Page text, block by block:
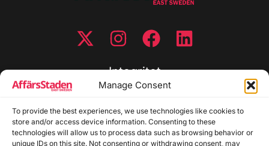
Manage Consent
To provide the best experiences, we use technologies like cookies to
store and/or access device information. Consenting to these
technologies will allow us to process data such as browsing behavior or
unique IDs on this site. Not consenting or withdrawing consent, may
Integritet
Cookiepolicy
Disclaimer
Redaktionell policy